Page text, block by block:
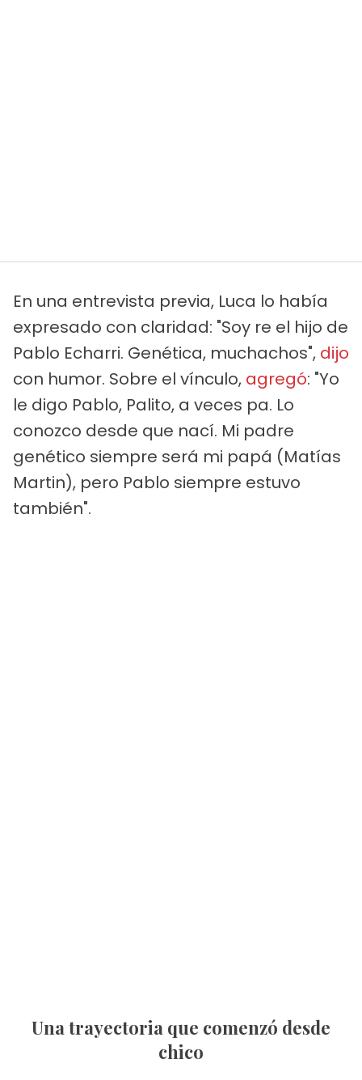
En una entrevista previa, Luca lo había
expresado con claridad: "Soy re el hijo de
Pablo Echarri. Genética, muchachos", dijo
con humor. Sobre el vínculo, agregó: "Yo
le digo Pablo, Palito, a veces pa. Lo
conozco desde que nací. Mi padre
genético siempre será mi papá (Matías
Martin), pero Pablo siempre estuvo
también".
Una trayectoria que comenzó desde
chico